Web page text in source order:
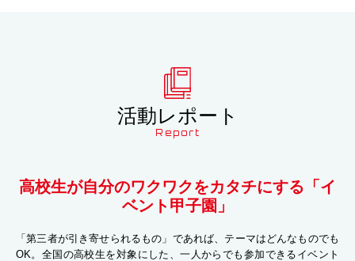
活動レポート
Report
高校生が自分のワクワクをカタチにする「イ
ベント甲子園」
「第三者が引き寄せられるもの」であれば、テーマはどんなものでも
OK。全国の高校生を対象にした、一人からでも参加できるイベント